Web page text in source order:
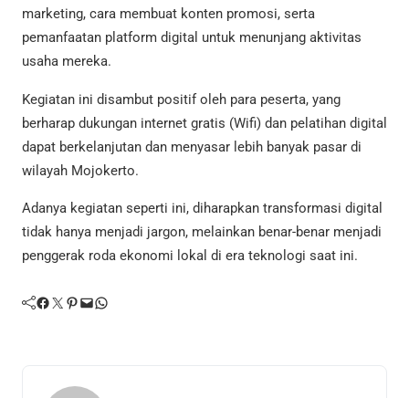
marketing, cara membuat konten promosi, serta
pemanfaatan platform digital untuk menunjang aktivitas
usaha mereka.
Kegiatan ini disambut positif oleh para peserta, yang
berharap dukungan internet gratis (Wifi) dan pelatihan digital
dapat berkelanjutan dan menyasar lebih banyak pasar di
wilayah Mojokerto.
Adanya kegiatan seperti ini, diharapkan transformasi digital
tidak hanya menjadi jargon, melainkan benar-benar menjadi
penggerak roda ekonomi lokal di era teknologi saat ini.
Facebook Twitter Pinterest Mail WhatsApp